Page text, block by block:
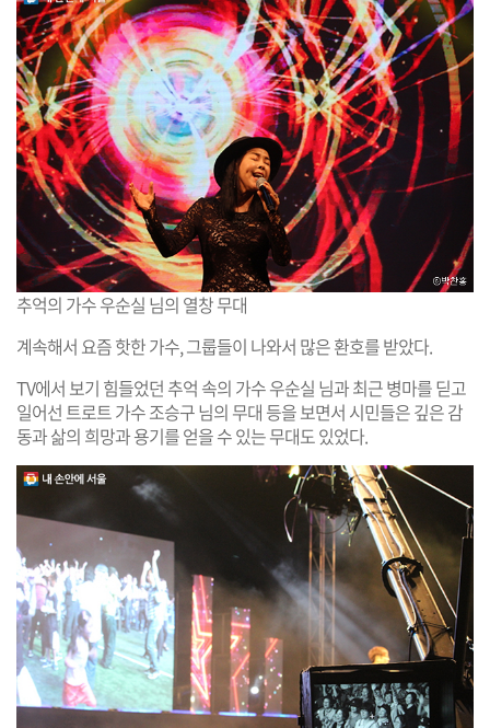
추억의 가수 우순실 님의 열창 무대
계속해서 요즘 핫한 가수, 그룹들이 나와서 많은 환호를 받았다.
TV에서 보기 힘들었던 추억 속의 가수 우순실 님과 최근 병마를 딛고
일어선 트로트 가수 조승구 님의 무대 등을 보면서 시민들은 깊은 감
동과 삶의 희망과 용기를 얻을 수 있는 무대도 있었다.